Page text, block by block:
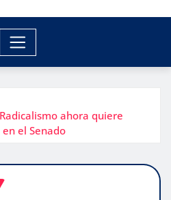
ahora quiere
el Senado